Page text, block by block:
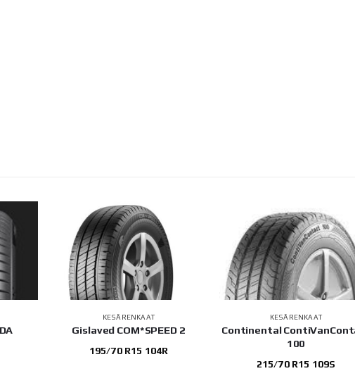
Gislaved COM*SPEED 2
195/70 R15 104R
Continental ContiVanContact
215/70 R15 109S